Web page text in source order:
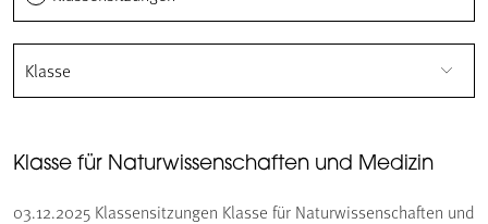
Klasse
Klasse für Naturwissenschaften und Medizin
03.12.2025 Klassensitzungen Klasse für Naturwissenschaften und